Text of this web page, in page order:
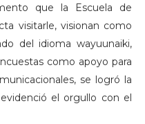
que la Escuela de
visitarle, visionan como
del idioma wayuunaiki,
como apoyo para
se logró la
el orgullo con el